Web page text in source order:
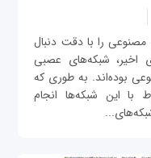
مصنوعی را با دقت دنبال
اخیر، شبکه‌های عصبی
بوده‌اند. به طوری که
با این شبکه‌ها انجام